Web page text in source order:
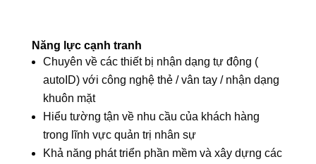
Năng lực cạnh tranh
Chuyên về các thiết bị nhận dạng tự động (
autoID) với công nghệ thẻ / vân tay / nhận dạng
khuôn mặt
Hiểu tường tận về nhu cầu của khách hàng
trong lĩnh vực quản trị nhân sự
Khả năng phát triển phần mềm và xây dựng các